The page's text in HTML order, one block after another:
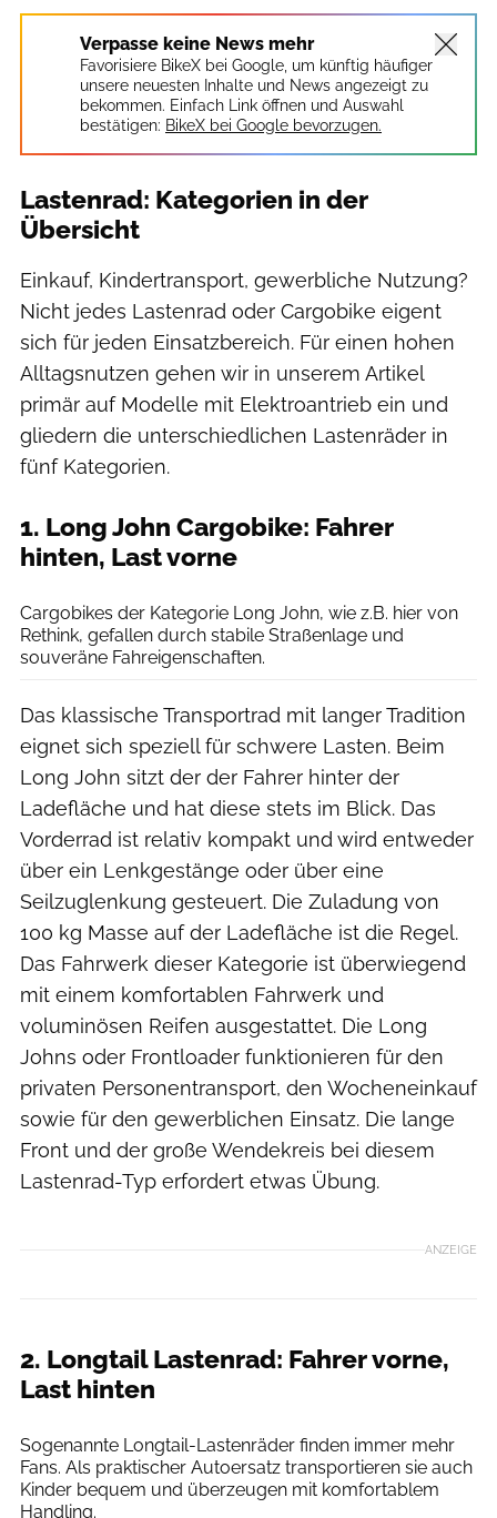
Verpasse keine News mehr
Favorisiere BikeX bei Google, um künftig häufiger
unsere neuesten Inhalte und News angezeigt zu
bekommen. Einfach Link öffnen und Auswahl
bestätigen: BikeX bei Google bevorzugen.
Lastenrad: Kategorien in der
Übersicht
Einkauf, Kindertransport, gewerbliche Nutzung?
Nicht jedes Lastenrad oder Cargobike eigent
sich für jeden Einsatzbereich. Für einen hohen
Alltagsnutzen gehen wir in unserem Artikel
primär auf Modelle mit Elektroantrieb ein und
gliedern die unterschiedlichen Lastenräder in
fünf Kategorien.
1. Long John Cargobike: Fahrer
hinten, Last vorne
Cargobikes der Kategorie Long John, wie z.B. hier von
Rethink, gefallen durch stabile Straßenlage und
souveräne Fahreigenschaften.
Das klassische Transportrad mit langer Tradition
eignet sich speziell für schwere Lasten. Beim
Long John sitzt der der Fahrer hinter der
Ladefläche und hat diese stets im Blick. Das
Vorderrad ist relativ kompakt und wird entweder
über ein Lenkgestänge oder über eine
Seilzuglenkung gesteuert. Die Zuladung von
100 kg Masse auf der Ladefläche ist die Regel.
Das Fahrwerk dieser Kategorie ist überwiegend
mit einem komfortablen Fahrwerk und
voluminösen Reifen ausgestattet. Die Long
Johns oder Frontloader funktionieren für den
privaten Personentransport, den Wocheneinkauf
sowie für den gewerblichen Einsatz. Die lange
Front und der große Wendekreis bei diesem
Lastenrad-Typ erfordert etwas Übung.
ANZEIGE
2. Longtail Lastenrad: Fahrer vorne,
Last hinten
Sogenannte Longtail-Lastenräder finden immer mehr
Fans. Als praktischer Autoersatz transportieren sie auch
Kinder bequem und überzeugen mit komfortablem
Handling.